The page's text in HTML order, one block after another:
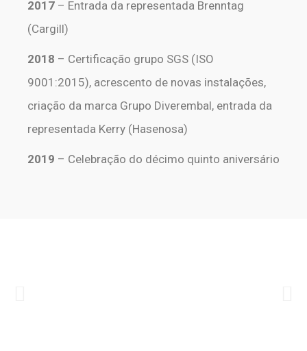
2017 – Entrada da representada Brenntag
(Cargill)
2018 – Certificação grupo SGS (ISO
9001:2015), acrescento de novas instalações,
criação da marca Grupo Diverembal, entrada da
representada Kerry (Hasenosa)
2019 – Celebração do décimo quinto aniversário